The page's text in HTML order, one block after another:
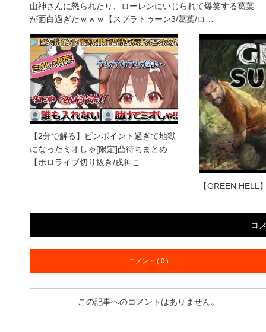
山神さんに怒られたり、ローレンにいじられて爆笑する葛葉
が面白過ぎたｗｗｗ【スプラトゥーン3/葛葉/ロ…
【2分で解る】ピンポイント過ぎて地獄
になったミオしゃ[限定]凸待ちまとめ
【ホロライブ切り抜き/戌神こ…
【GREEN
コ
コメント ( 0 )
この記事へのコメントはありません。